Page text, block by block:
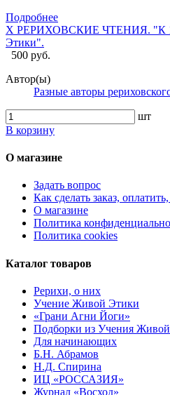
Подробнее
X РЕРИХОВСКИЕ ЧТЕНИЯ. "К
Этики".
500 руб.
Автор(ы)
Разные авторы
шт
В корзину
О магазине
Задать вопрос
Как сделать заказ,
О магазине
Политика
Политика cookies
Каталог товаров
Рерихи, о них
Учение Живой Этики
«Грани Агни Йоги»
Подборки из Учения
Для начинающих
Б.Н. Абрамов
Н.Д. Спирина
ИЦ «РОССАЗИЯ»
Журнал «Восход»